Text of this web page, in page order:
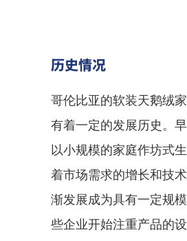
历史情况
哥伦比亚的软装天鹅绒
有着一定的发展历史。
以小规模的家庭作坊式
着市场需求的增长和技
渐发展成为具有一定规
些企业开始注重产品的